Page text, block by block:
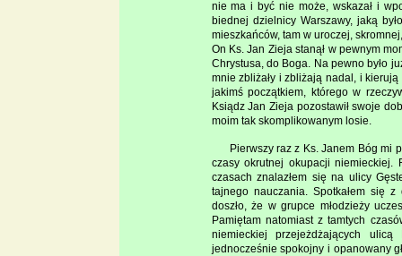
nie ma i być nie może, wskazał i
biednej dzielnicy Warszawy, jaką
mieszkańców, tam w uroczej,
On Ks. Jan Zieja stanął w pewnym
Chrystusa, do Boga. Na pewno było
mnie zbliżały i zbliżają nadal, i
jakimś początkiem, którego w
Ksiądz Jan Zieja pozostawił swoje
moim tak skomplikowanym losie.
Pierwszy raz z Ks. Janem Bóg mi
czasy okrutnej okupacji
czasach znalazłem się na ulicy
tajnego nauczania. Spotkałem się
doszło, że w grupce młodzieży
Pamiętam natomiast z tamtych
niemieckiej przejeżdżających
jednocześnie spokojny i opanowany